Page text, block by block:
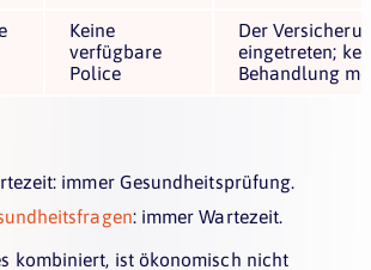
Keine
verfügbare
Police
Der
eingetreten;
Behandlung
immer Gesundheitsprüfung.
: immer Wartezeit.
kombiniert, ist ökonomisch nicht